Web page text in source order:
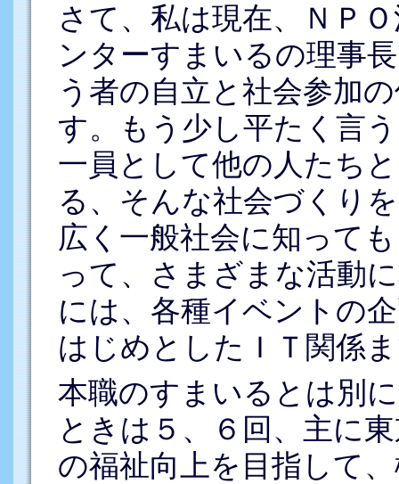
さて、私は現在、ＮＰ
ンターすまいるの理事
う者の自立と社会参加
す。もう少し平たく言
一員として他の人たち
る、そんな社会づくり
広く一般社会に知って
って、さまざまな活動
には、各種イベントの
はじめとしたＩＴ関係
本職のすまいるとは別
ときは５、６回、主に
の福祉向上を目指して